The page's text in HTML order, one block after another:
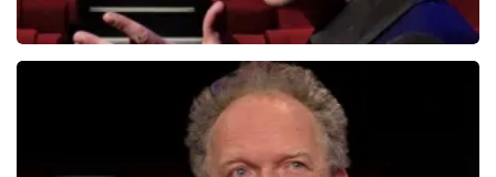
276+reviews